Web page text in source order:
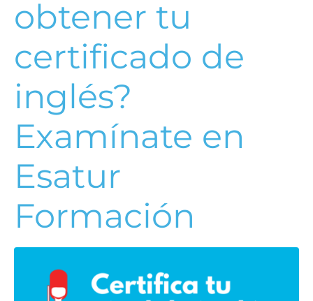
obtener tu
certificado de
inglés?
Examínate en
Esatur
Formación